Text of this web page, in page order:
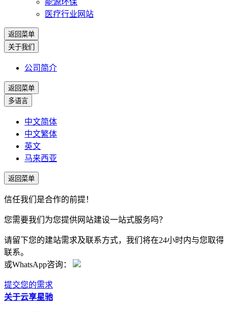
医疗行业网站
返回菜单
关于我们
公司简介
返回菜单
多语言
中文简体
中文繁体
英文
马来西亚
返回菜单
信任我们是合作的前提！
您需要我们为您提供网站建设一站式服务吗？
请留下您的建站需求及联系方式，我们将在24小时内与您取得
联系。
或WhatsApp咨询：
提交您的需求
关于云享星驰